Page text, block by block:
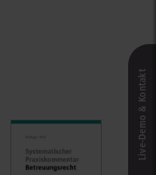
Live‑Demo & Kontakt